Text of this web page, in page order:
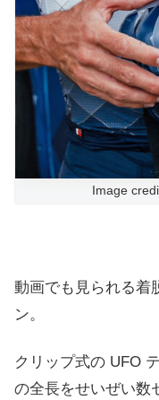
Image
動画でも見られる着
ン。
クリップ式の UFO
の全長をせいぜい数